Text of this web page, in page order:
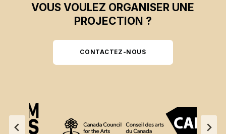
VOUS VOULEZ ORGANISER UNE
PROJECTION ?
CONTACTEZ-NOUS